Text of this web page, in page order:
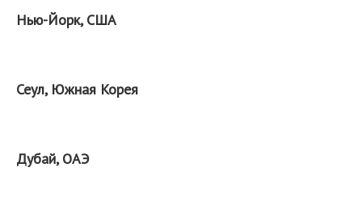
Нью-Йорк, США
Сеул, Южная Корея
Дубай, ОАЭ